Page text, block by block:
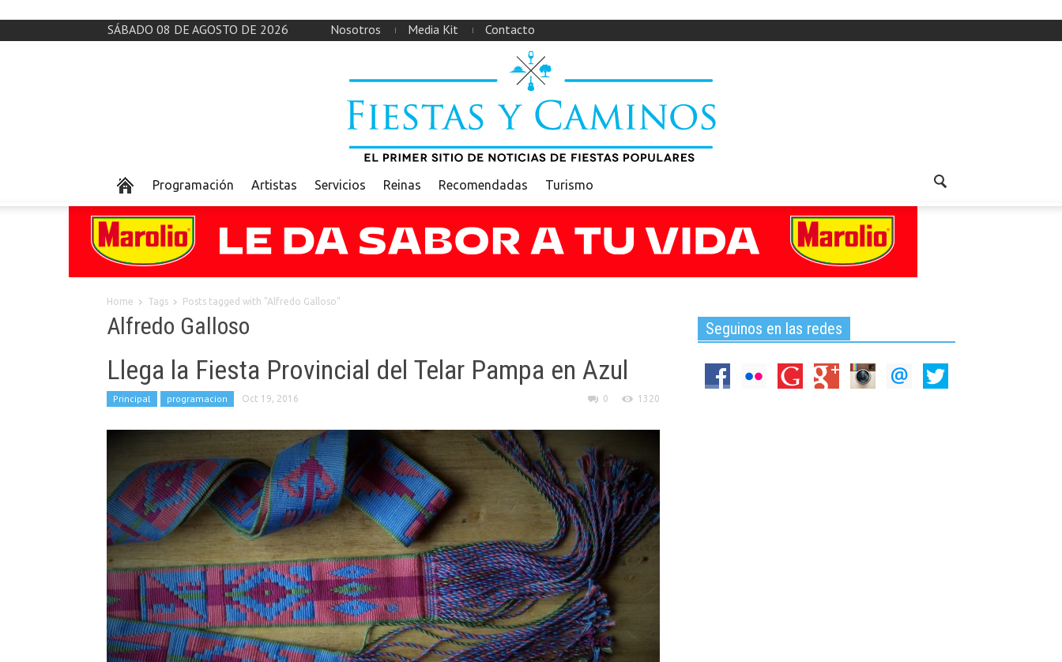
SÁBADO 08 DE AGOSTO DE 2026 Nosotros Media Kit Contacto
Programación Artistas Servicios Reinas Recomendadas Turismo
Home Tags Posts tagged with "Alfredo Galloso"
Alfredo Galloso
Llega la Fiesta Provincial del Telar Pampa en Azul
Principal programacion Oct 19, 2016 0 1320
Seguinos en las redes